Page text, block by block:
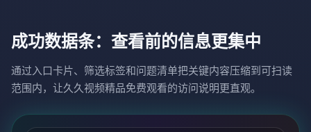
成功数据条：查看前的信息更集中
通过入口卡片、筛选标签和问题清单把关键内容压缩到可扫读
范围内，让久久视频精品免费观看的访问说明更直观。